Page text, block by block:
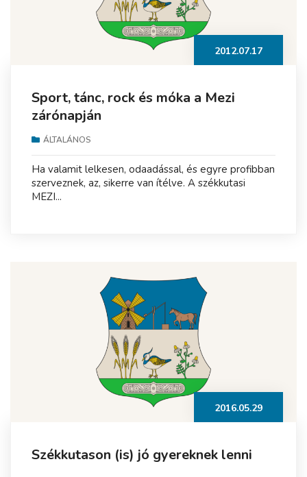
2012.07.17
Sport, tánc, rock és móka a Mezi
zárónapján
ÁLTALÁNOS
Ha valamit lelkesen, odaadással, és egyre profibban
szerveznek, az, sikerre van ítélve. A székkutasi
MEZI...
2016.05.29
Székkutason (is) jó gyereknek lenni